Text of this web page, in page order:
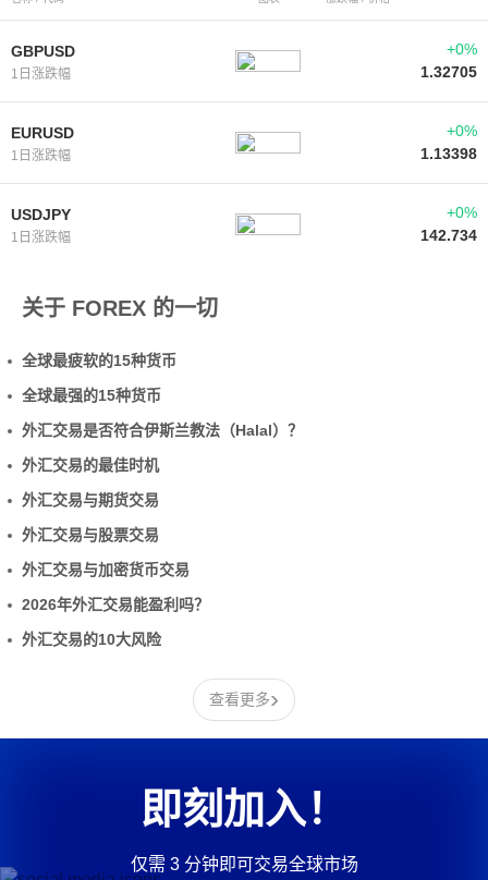
GBPUSD
1日涨跌幅
+0%
1.32705
EURUSD
1日涨跌幅
+0%
1.13398
USDJPY
1日涨跌幅
+0%
142.734
关于 FOREX 的一切
全球最疲软的15种货币
全球最强的15种货币
外汇交易是否符合伊斯兰教法（Halal）？
外汇交易的最佳时机
外汇交易与期货交易
外汇交易与股票交易
外汇交易与加密货币交易
2026年外汇交易能盈利吗？
外汇交易的10大风险
查看更多›
即刻加入！
仅需 3 分钟即可交易全球市场